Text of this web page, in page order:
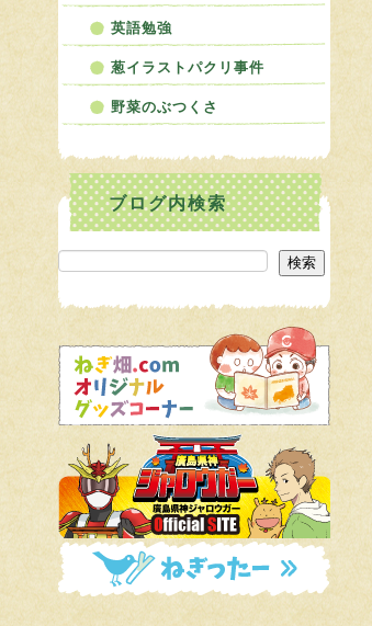
英語勉強
葱イラストパクリ事件
野菜のぶつくさ
検索 検索